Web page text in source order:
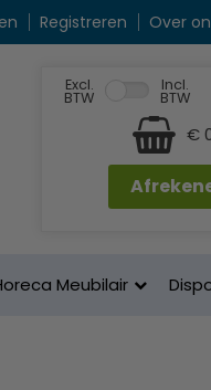
Registreren Over
Excl.
BTW
Incl.
BTW
€
Meubilair